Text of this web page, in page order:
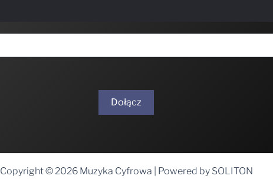
Dołącz
Copyright © 2026 Muzyka Cyfrowa | Powered by SOLITON